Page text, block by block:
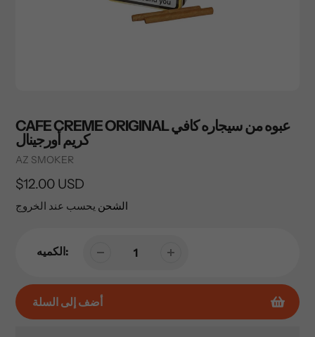
CAFE CREME ORIGINAL عبوه من سيجاره كافي
كريم أورجينال
Vendor
AZ SMOKER
السعر
العادي
$12.00 USD
الشحن يحسب عند الخروج
الكميه:
أضف إلى السلة